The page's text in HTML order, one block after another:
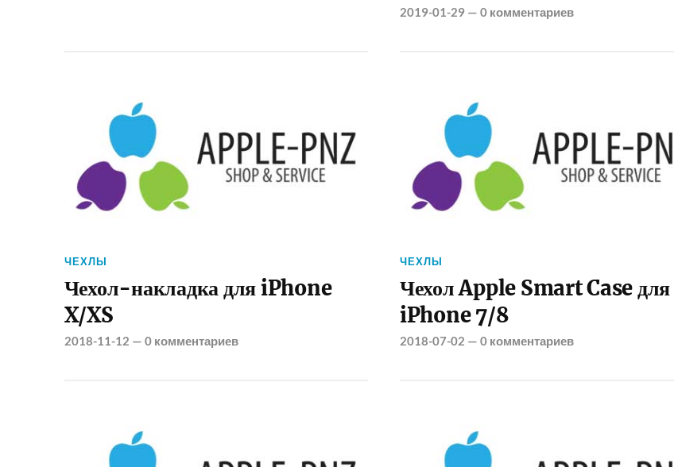
2019-01-29— 0 комментариев
ЧЕХЛЫ
Чехол-накладка для iPhone
X/XS
2018-11-12 — 0 комментариев
ЧЕХЛЫ
Чехол Apple Smart Case для
iPhone 7/8
2018-07-02 — 0 комментариев